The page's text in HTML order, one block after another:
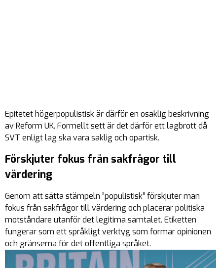
Epitetet högerpopulistisk är därför en osaklig beskrivning
av Reform UK. Formellt sett är det därför ett lagbrott då
SVT enligt lag ska vara saklig och opartisk.
Förskjuter fokus från sakfrågor till
värdering
Genom att sätta stämpeln ”populistisk” förskjuter man
fokus från sakfrågor till värdering och placerar politiska
motståndare utanför det legitima samtalet. Etiketten
fungerar som ett språkligt verktyg som formar opinionen
och gränserna för det offentliga språket.